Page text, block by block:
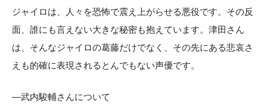
ジャイロは、人々を恐怖で震え上がらせる悪役です。その反
面、誰にも言えない大きな秘密も抱えています。津田さん
は、そんなジャイロの葛藤だけでなく、その先にある悲哀さ
えも的確に表現されるとんでもない声優です。
—武内駿輔さんについて